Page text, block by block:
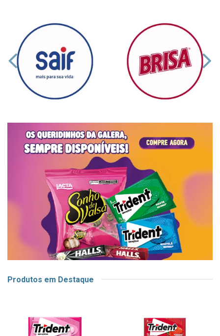
Produtos em Destaque